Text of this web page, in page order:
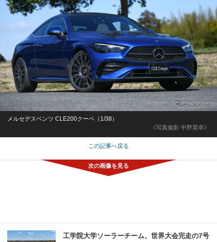
《写真撮影 中野英幸》
メルセデスベンツ CLE200クーペ（1/38）
この記事へ戻る
工学院大学ソーラーチーム、世界大会完走の7号